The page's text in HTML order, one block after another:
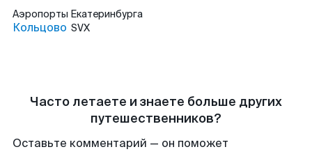
Аэропорты Екатеринбурга
Кольцово SVX
Часто летаете и знаете больше других
путешественников?
Оставьте комментарий — он поможет